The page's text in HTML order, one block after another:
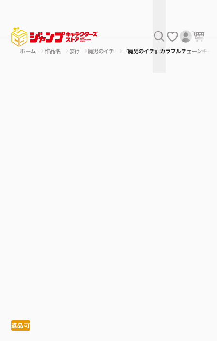
ホーム 作品名 ま行 魔男のイチ 『魔男のイチ』カラフルチェーンキ
返品可